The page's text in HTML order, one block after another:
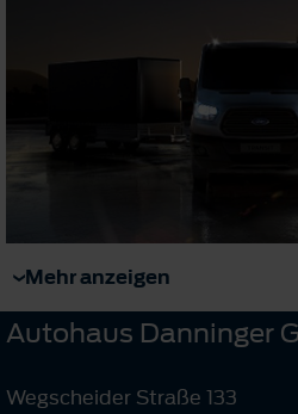
Mehr anzeigen
Autohaus Danninger
Wegscheider Straße 133